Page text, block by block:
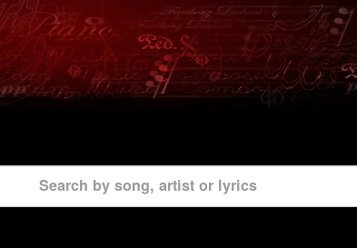
Search by song, artist or lyrics